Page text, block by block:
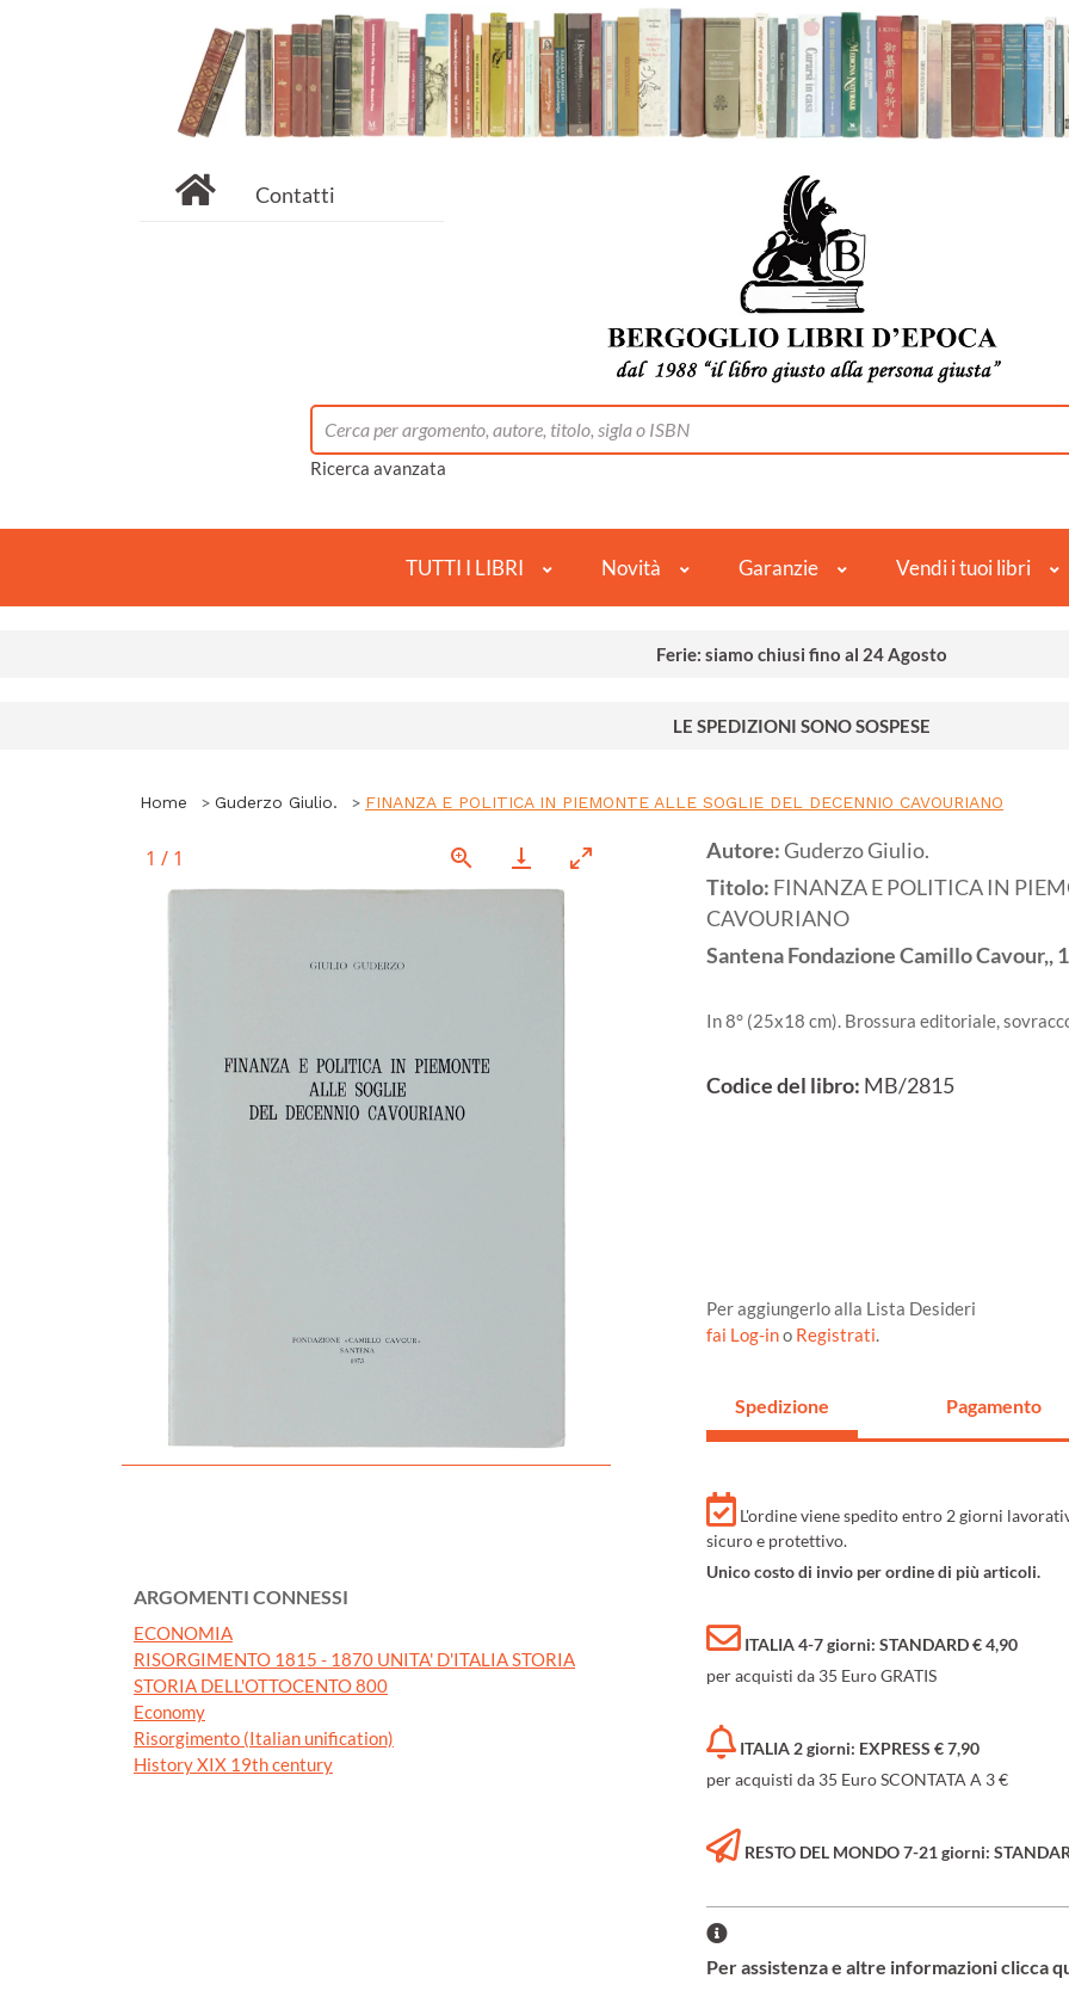
Contatti
Ricerca avanzata
TUTTI I LIBRI Novità Garanzie Vendi i tuoi libri
Ferie: siamo chiusi fino al 24 Agosto
LE SPEDIZIONI SONO SOSPESE
Home Guderzo Giulio. FINANZA E POLITICA IN PIEMONTE ALLE SOGLIE DEL DECENNIO CAVOURIANO
1 / 1
ARGOMENTI CONNESSI
ECONOMIA
RISORGIMENTO 1815 - 1870 UNITA' D'ITALIA STORIA
STORIA DELL'OTTOCENTO 800
Economy
Risorgimento (Italian unification)
History XIX 19th century
Autore:Guderzo Giulio.
Titolo: FINANZA E POLITICA IN
CAVOURIANO
SantenaFondazione Camillo Cavour,,
In 8° (25x18 cm). Brossura editoriale,
Codice del libro: MB/2815
Per aggiungerlo alla Lista Desideri
fai Log-ino Registrati.
Spedizione Pagamento
L'ordine viene spedito entro 2 giorni
sicuro e protettivo.
Unico costo di invio per ordine di più articoli.
ITALIA 4-7 giorni: STANDARD € 4,90
per acquisti da 35 Euro GRATIS
ITALIA 2 giorni: EXPRESS € 7,90
per acquisti da 35 Euro SCONTATA A 3 €
RESTO DEL MONDO 7-21 giorni:
Per assistenza e altre informazioni clicca